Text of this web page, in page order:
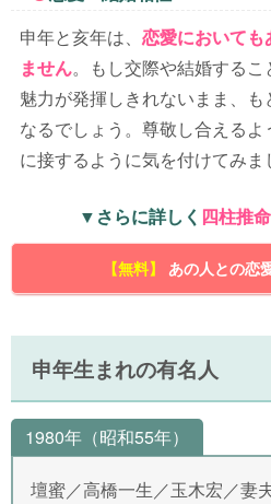
申年と亥年は、 恋愛においても
ません。もし交際や結婚する
魅力が発揮しきれないまま、
なるでしょう。尊敬し合える
に接するように気を付けてみま
▼さらに詳しく 四柱推命
【無料】 あの人との恋
申年生まれの有名人
1980年（昭和55年）
壇蜜／高橋一生／玉木宏／妻